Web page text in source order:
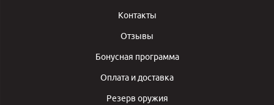
Контакты
Отзывы
Бонусная программа
Оплата и доставка
Резерв оружия